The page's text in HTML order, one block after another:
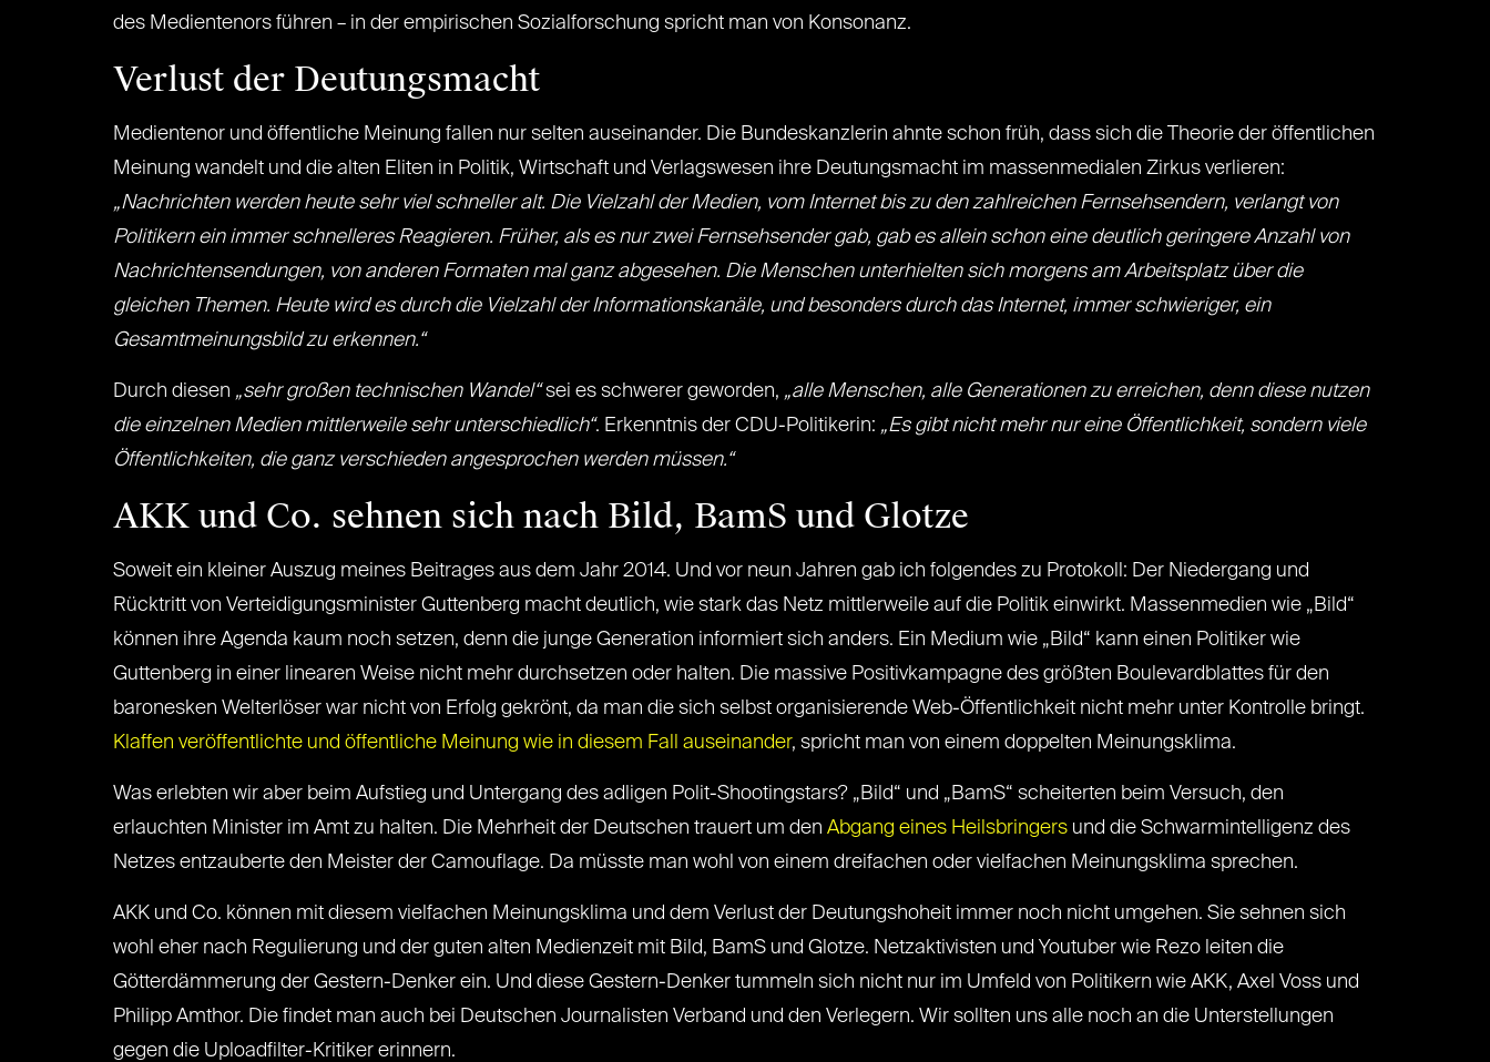
des Medientenors führen – in der empirischen Sozialforschung spricht man von Konsonanz.
Verlust der Deutungsmacht
Medientenor und öffentliche Meinung fallen nur selten auseinander. Die Bundeskanzlerin ahnte schon früh, dass sich die Theorie der öffentlichen
Meinung wandelt und die alten Eliten in Politik, Wirtschaft und Verlagswesen ihre Deutungsmacht im massenmedialen Zirkus verlieren:
„Nachrichten werden heute sehr viel schneller alt. Die Vielzahl der Medien, vom Internet bis zu den zahlreichen Fernsehsendern, verlangt von
Politikern ein immer schnelleres Reagieren. Früher, als es nur zwei Fernsehsender gab, gab es allein schon eine deutlich geringere Anzahl von
Nachrichtensendungen, von anderen Formaten mal ganz abgesehen. Die Menschen unterhielten sich morgens am Arbeitsplatz über die
gleichen Themen. Heute wird es durch die Vielzahl der Informationskanäle, und besonders durch das Internet, immer schwieriger, ein
Gesamtmeinungsbild zu erkennen.“
Durch diesen „sehr großen technischen Wandel“sei es schwerer geworden, „alle Menschen, alle Generationen zu erreichen, denn diese nutzen
die einzelnen Medien mittlerweile sehr unterschiedlich“. Erkenntnis der CDU-Politikerin: „Es gibt nicht mehr nur eine Öffentlichkeit, sondern viele
Öffentlichkeiten, die ganz verschieden angesprochen werden müssen.“
AKK und Co. sehnen sich nach Bild, BamS und Glotze
Soweit ein kleiner Auszug meines Beitrages aus dem Jahr 2014. Und vor neun Jahren gab ich folgendes zu Protokoll: Der Niedergang und
Rücktritt von Verteidigungsminister Guttenberg macht deutlich, wie stark das Netz mittlerweile auf die Politik einwirkt. Massenmedien wie „Bild“
können ihre Agenda kaum noch setzen, denn die junge Generation informiert sich anders. Ein Medium wie „Bild“ kann einen Politiker wie
Guttenberg in einer linearen Weise nicht mehr durchsetzen oder halten. Die massive Positivkampagne des größten Boulevardblattes für den
baronesken Welterlöser war nicht von Erfolg gekrönt, da man die sich selbst organisierende Web-Öffentlichkeit nicht mehr unter Kontrolle bringt.
Klaffen veröffentlichte und öffentliche Meinung wie in diesem Fall auseinander, spricht man von einem doppelten Meinungsklima.
Was erlebten wir aber beim Aufstieg und Untergang des adligen Polit-Shootingstars? „Bild“ und „BamS“ scheiterten beim Versuch, den
erlauchten Minister im Amt zu halten. Die Mehrheit der Deutschen trauert um den Abgang eines Heilsbringers und die Schwarmintelligenz des
Netzes entzauberte den Meister der Camouflage. Da müsste man wohl von einem dreifachen oder vielfachen Meinungsklima sprechen.
AKK und Co. können mit diesem vielfachen Meinungsklima und dem Verlust der Deutungshoheit immer noch nicht umgehen. Sie sehnen sich
wohl eher nach Regulierung und der guten alten Medienzeit mit Bild, BamS und Glotze. Netzaktivisten und Youtuber wie Rezo leiten die
Götterdämmerung der Gestern-Denker ein. Und diese Gestern-Denker tummeln sich nicht nur im Umfeld von Politikern wie AKK, Axel Voss und
Philipp Amthor. Die findet man auch bei Deutschen Journalisten Verband und den Verlegern. Wir sollten uns alle noch an die Unterstellungen
gegen die Uploadfilter-Kritiker erinnern.